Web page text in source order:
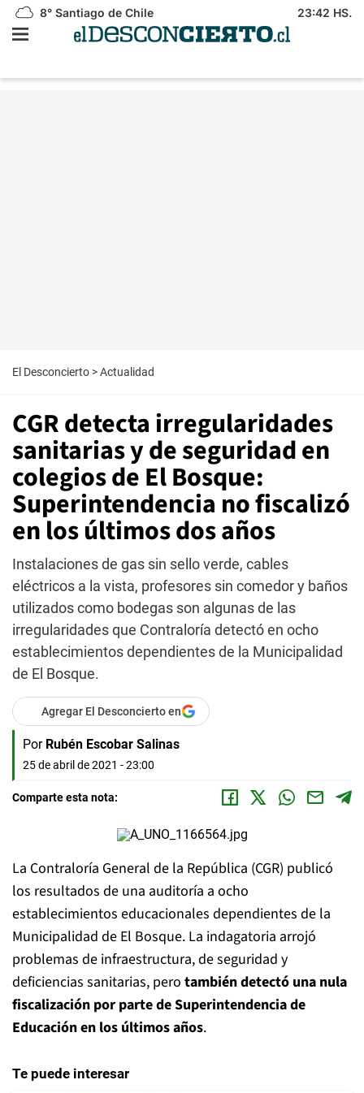
8° Santiago de Chile 23:42 HS.
El Desconcierto >Actualidad
CGR detecta irregularidades
sanitarias y de seguridad en
colegios de El Bosque:
Superintendencia no fiscalizó
en los últimos dos años
Instalaciones de gas sin sello verde, cables
eléctricos a la vista, profesores sin comedor y baños
utilizados como bodegas son algunas de las
irregularidades que Contraloría detectó en ocho
establecimientos dependientes de la Municipalidad
de El Bosque.
Agregar El Desconcierto en
Por Rubén Escobar Salinas
25 de abril de 2021 - 23:00
Comparte esta nota:
La Contraloría General de la República (CGR) publicó
los resultados de una auditoría a ocho
establecimientos educacionales dependientes de la
Municipalidad de El Bosque. La indagatoria arrojó
problemas de infraestructura, de seguridad y
deficiencias sanitarias, pero también detectó una nula
fiscalización por parte de Superintendencia de
Educación en los últimos años.
Te puede interesar